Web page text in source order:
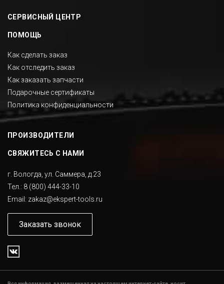
СЕРВИСНЫЙ ЦЕНТР
ПОМОЩЬ
Как сделать заказ
Как отследить заказ
Как заказать запчасти
Подарочные сертификаты
Политика конфиденциальности
ПРОИЗВОДИТЕЛИ
СВЯЖИТЕСЬ С НАМИ
г. Вологда, ул. Саммера, д.23
Тел.: 8 (800) 444-33-10
Email: zakaz@ekspert-tools.ru
Заказать звонок